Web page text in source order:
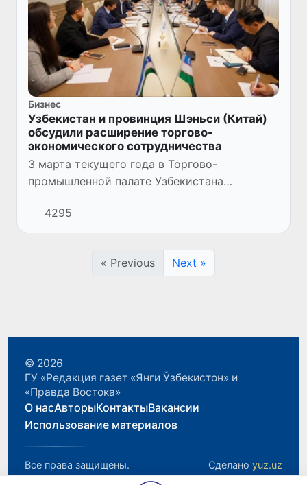
Бизнес
Узбекистан и провинция Шэньси (Китай)
обсудили расширение торгово-
экономического сотрудничества
3 марта текущего года в Торгово-
промышленной палате Узбекистана
состоялась двусторонняя встреча с
участием делегации во главе с
руководителем Департамента торговли и
4295
« Previous Next »
© 2026
ГУ «Редакция газет «Янги Ўзбекистон» и
«Правда Востока»
О насАвторыКонтактыВакансии
Использование материалов
Все права защищены. Сделано yuz.uz